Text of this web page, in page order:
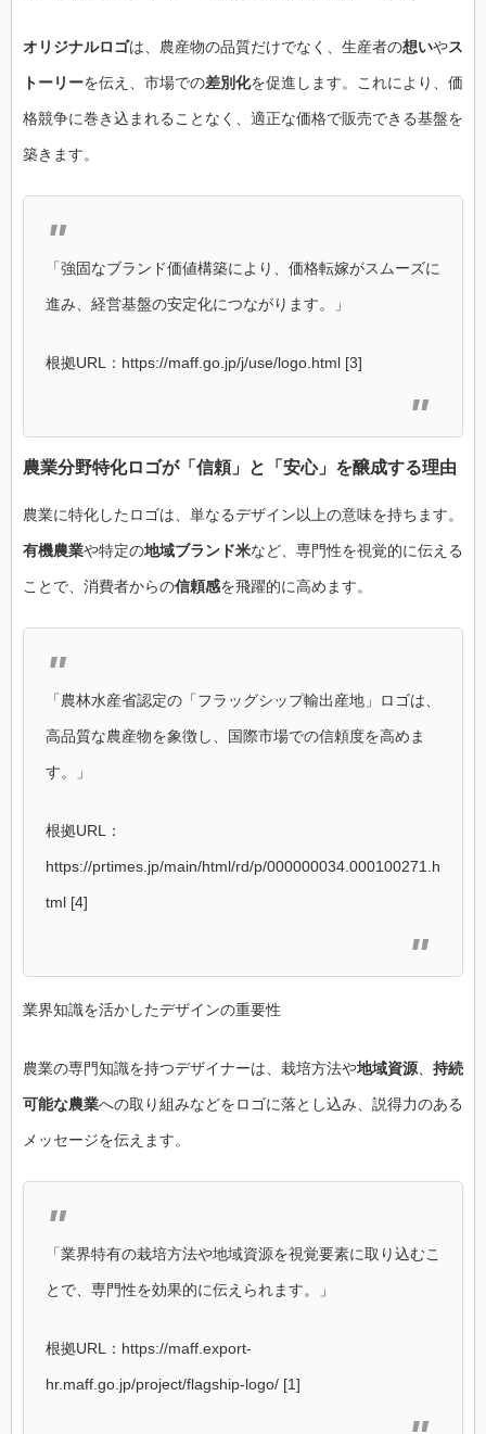
オリジナルロゴは、農産物の品質だけでなく、生産者の想いやス
トーリーを伝え、市場での差別化を促進します。これにより、価
格競争に巻き込まれることなく、適正な価格で販売できる基盤を
築きます。
「強固なブランド価値構築により、価格転嫁がスムーズに
進み、経営基盤の安定化につながります。」
根拠URL：https://maff.go.jp/j/use/logo.html [3]
農業分野特化ロゴが「信頼」と「安心」を醸成する理由
農業に特化したロゴは、単なるデザイン以上の意味を持ちます。
有機農業や特定の地域ブランド米など、専門性を視覚的に伝える
ことで、消費者からの信頼感を飛躍的に高めます。
「農林水産省認定の「フラッグシップ輸出産地」ロゴは、
高品質な農産物を象徴し、国際市場での信頼度を高めま
す。」
根拠URL：
https://prtimes.jp/main/html/rd/p/000000034.000100271.h
tml [4]
業界知識を活かしたデザインの重要性
農業の専門知識を持つデザイナーは、栽培方法や地域資源 持続
可能な農業への取り組みなどをロゴに落とし込み、説得力のある
メッセージを伝えます。
「業界特有の栽培方法や地域資源を視覚要素に取り込むこ
とで、専門性を効果的に伝えられます。」
根拠URL：https://maff.export-
hr.maff.go.jp/project/flagship-logo/ [1]